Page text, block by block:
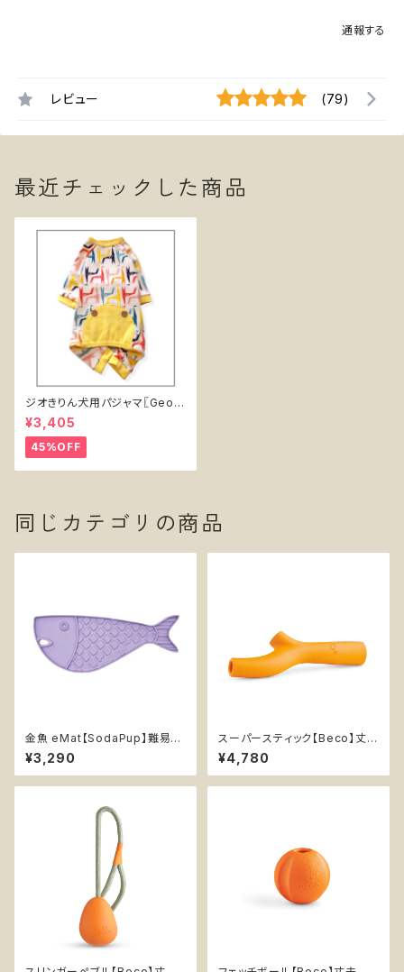
通報する
レビュー (79)
最近チェックした商品
ジオきりん犬用パジャマ〖Geo
Giraffe Dog PJs〗
¥3,405
45%OFF
同じカテゴリの商品
金魚 eMat【SodaPup】難易度
★ 早食い防止皿 スローフィー
ダー 知育 エンリッチメント スト
レス解消 猫 リックマットソダパッ
¥3,290
スーパースティック【Beco】丈夫
持ってこい棒 天然ゴム エンリッ
チメント イエロー オレンジ
¥4,780